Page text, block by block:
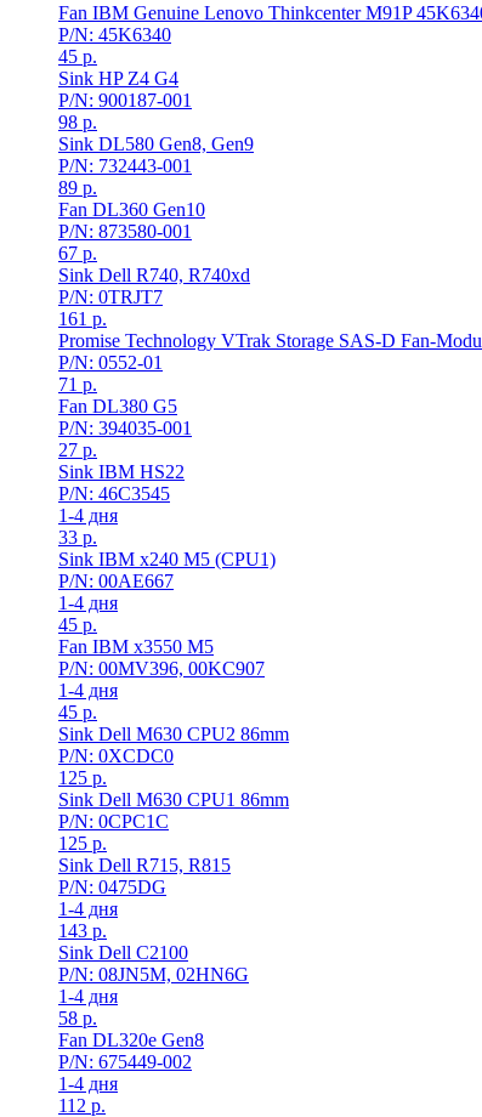
Fan IBM Genuine Lenovo Thinkcenter M91P
P/N: 45K6340
45 р.
Sink HP Z4 G4
P/N: 900187-001
98 р.
Sink DL580 Gen8, Gen9
P/N: 732443-001
89 р.
Fan DL360 Gen10
P/N: 873580-001
67 р.
Sink Dell R740, R740xd
P/N: 0TRJT7
161 р.
Promise Technology VTrak Storage SAS-D Fan-
P/N: 0552-01
71 р.
Fan DL380 G5
P/N: 394035-001
27 р.
Sink IBM HS22
P/N: 46C3545
1-4 дня
33 р.
Sink IBM x240 M5 (CPU1)
P/N: 00AE667
1-4 дня
45 р.
Fan IBM x3550 M5
P/N: 00MV396, 00KC907
1-4 дня
45 р.
Sink Dell M630 CPU2 86mm
P/N: 0XCDC0
125 р.
Sink Dell M630 CPU1 86mm
P/N: 0CPC1C
125 р.
Sink Dell R715, R815
P/N: 0475DG
1-4 дня
143 р.
Sink Dell C2100
P/N: 08JN5M, 02HN6G
1-4 дня
58 р.
Fan DL320e Gen8
P/N: 675449-002
1-4 дня
112 р.